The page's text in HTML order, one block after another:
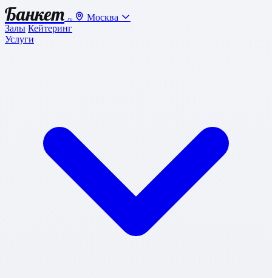
Банкет .ru
Москва
Залы Кейтеринг
Услуги